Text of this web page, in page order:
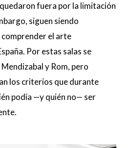
fuera por la limitación
siguen siendo
el arte
Por estas salas se
y Rom, pero
los criterios que durante
podía —y quién no— ser